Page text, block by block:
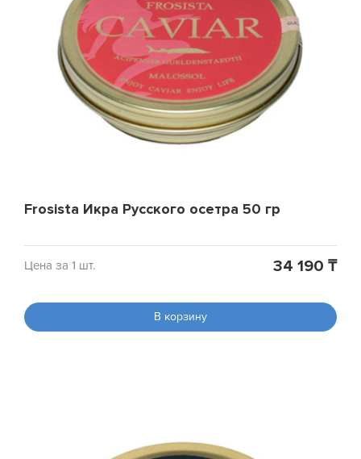
Frosista Икра Русского осетра 50 гр
Цена за 1 шт. 34 190 ₸
В корзину